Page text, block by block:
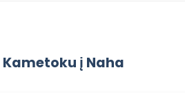
į Naha